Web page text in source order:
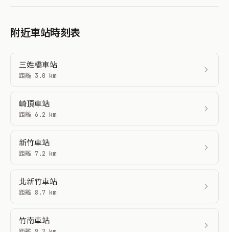
附近車站時刻表
三姓橋車站
距離 3.0 km
崎頂車站
距離 6.2 km
新竹車站
距離 7.2 km
北新竹車站
距離 8.7 km
竹南車站